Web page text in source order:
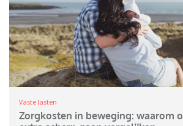
Vaste lasten
Zorgkosten in beweging: waarom